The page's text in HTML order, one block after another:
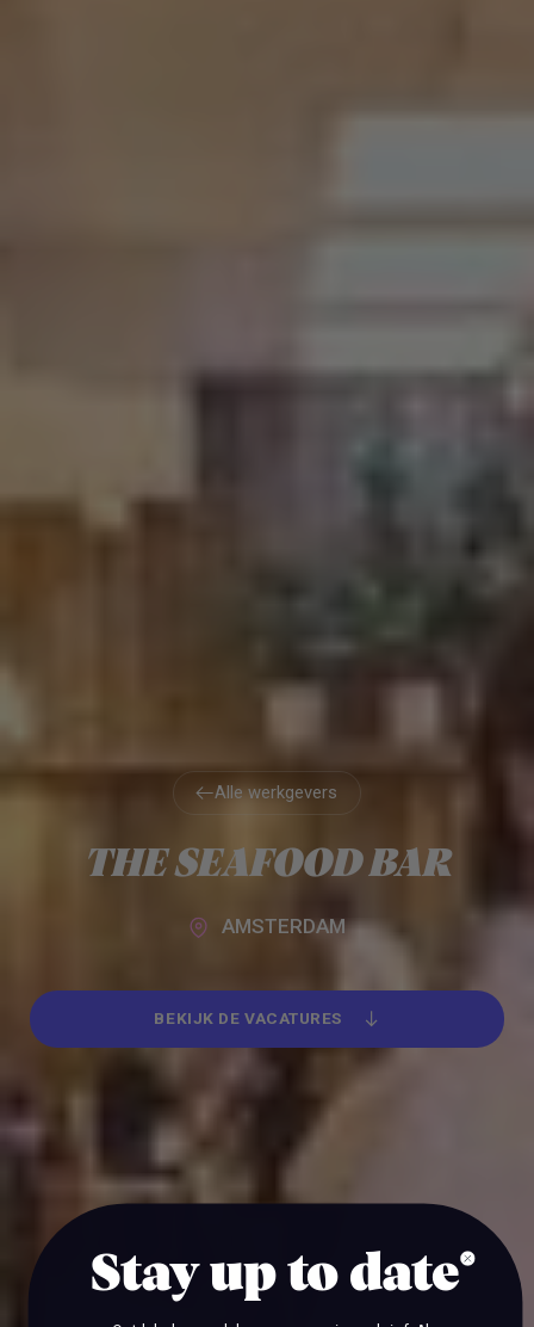
Alle werkgevers
THE SEAFOOD BAR
AMSTERDAM
BEKIJK DE VACATURES
Stay up to date